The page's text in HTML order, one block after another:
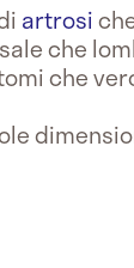
artrosi
che
che